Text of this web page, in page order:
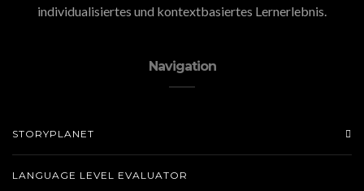
individualisiertes und kontextbasiertes Lernerlebnis.
Navigation
STORYPLANET
LANGUAGE LEVEL EVALUATOR